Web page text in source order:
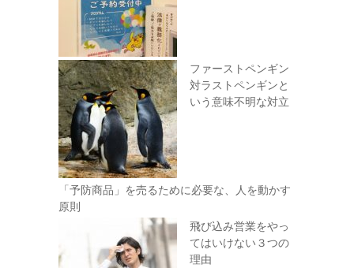
ファーストペンギン
対ラストペンギンと
いう意味不明な対立
「予防商品」を売るために必要な、人を動かす
原則
飛び込み営業をやっ
てはいけない３つの
理由